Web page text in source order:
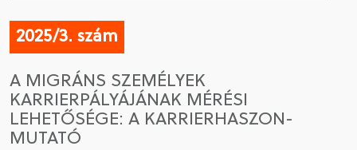
2025/3. szám
A MIGRÁNS SZEMÉLYEK
KARRIERPÁLYÁJÁNAK MÉRÉSI
LEHETŐSÉGE: A KARRIERHASZON-
MUTATÓ